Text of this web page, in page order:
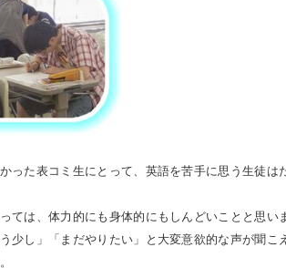
った表コミ生にとって、英語を苦手に思う生徒は
は、体力的にも身体的にもしんどいことと思い
し」「まだやりたい」と大変意欲的な声が聞こ